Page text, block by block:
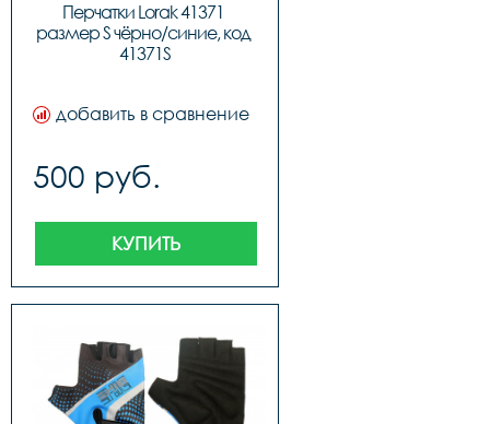
Перчатки Lorak 41371
размер S чёрно/синие, код
41371S
добавить в сравнение
500 руб.
КУПИТЬ